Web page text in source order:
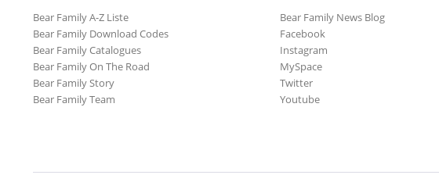
Bear Family A-Z Liste
Bear Family Download Codes
Bear Family Catalogues
Bear Family On The Road
Bear Family Story
Bear Family Team
Bear Family News Blog
Facebook
Instagram
MySpace
Twitter
Youtube